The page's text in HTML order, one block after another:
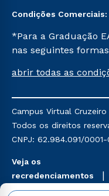
Condições Comerciais:
*Para a Graduação
nas seguintes
Já para as demais, a
mencionadas são
Religioso, Geografia
do Ensino de
abrir todas as
Campus Virtual
Todos os direitos
CNPJ: 62.984.091/0001-
Veja os
recredenciamentos
aqui